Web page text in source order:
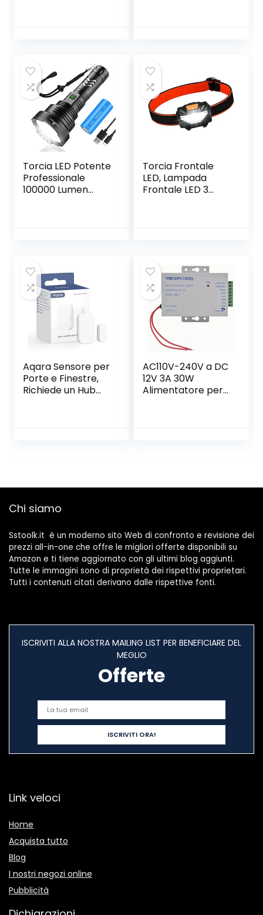
IP65 Impermeabile
5 Modalità
Zoomabile,
Campeggio
Emergenza,
batería 26650
Torcia LED Potente
Professionale
100000 Lumen
con Batteria
5000mAh, per
Camping
Escursionismo
Torcia Frontale
LED, Lampada
Frontale LED 3
da Testa LED per
Campeggio,
Escursioni, Pesca,
Corsa (3 Batterie
Incluse)
Aqara Sensore per
Porte e Finestre,
Richiede un Hub
Compatibile con
Alexa, IFTTT
AC110V-240V a DC
12V 3A 30W
Alimentatore per
secondi
Chi siamo
Sstoolk.it è un moderno sito Web di confronto e revisione dei
prezzi all-in-one che offre le migliori offerte disponibili su
Amazon e ti tiene aggiornato con gli ultimi blog aggiunti.
Tutte le immagini sono di proprietà dei rispettivi proprietari.
Tutti i contenuti citati derivano dalle rispettive fonti.
ISCRIVITI ALLA NOSTRA MAILING LIST PER BENEFICIARE DEL
MEGLIO
Offerte
Link veloci
Home
Acquista tutto
Blog
I nostri negozi online
Pubblicità